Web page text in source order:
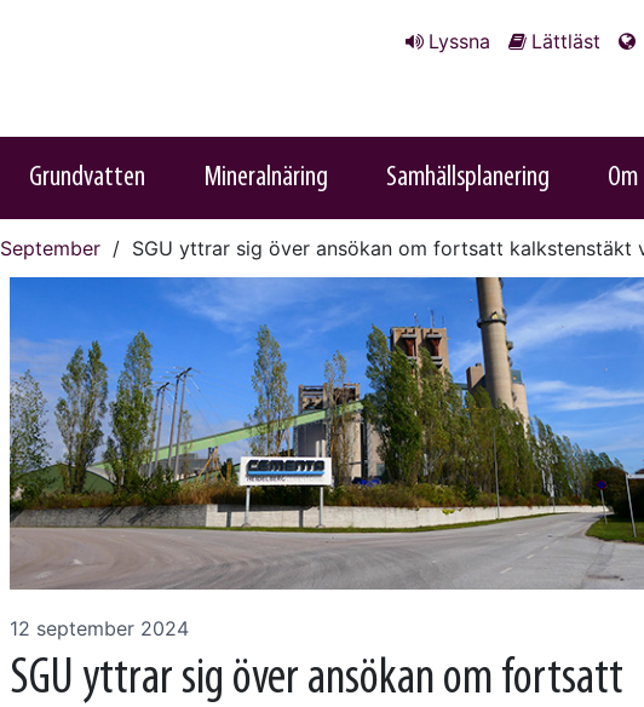
Lyssna Lättläst
Grundvatten Mineralnäring Samhällsplanering
September SGU yttrar sig över ansökan om fortsatt kalkstenstäkt
12 september 2024
SGU yttrar sig över ansökan om fortsatt